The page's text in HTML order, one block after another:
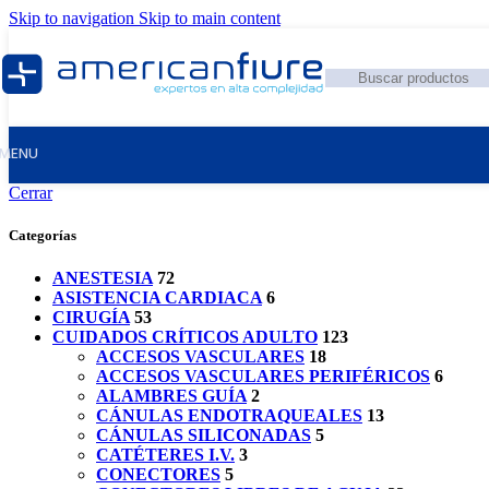
Skip to navigation Skip to main content
Cerrar
Categorías
ANESTESIA 72
ASISTENCIA CARDIACA 6
CIRUGÍA 53
CUIDADOS CRÍTICOS ADULTO 123
ACCESOS VASCULARES 18
ACCESOS VASCULARES PERIFÉRICOS 6
ALAMBRES GUÍA 2
CÁNULAS ENDOTRAQUEALES 13
CÁNULAS SILICONADAS 5
CATÉTERES I.V. 3
CONECTORES 5